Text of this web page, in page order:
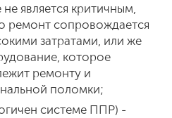
является критичным,
ремонт сопровождается
затратами, или же
которое
ремонту и
поломки;
системе ППР) -